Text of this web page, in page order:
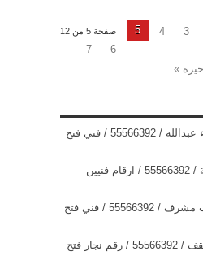
صفحة 5 من 12 3
4
5
6
7
»
فتح اقفال ابواب ميناء عبدالله / 55566392 / فني فتح
فتح اقفال ابواب هدية / 55566392 / ارقام فنيين
فتح اقفال ابواب غرب مشرف / 55566392 / فني فتح
فتح اقفال ابواب المنقف / 55566392 / رقم نجار فتح